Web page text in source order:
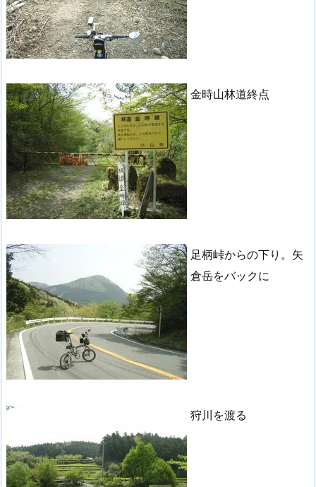
金時山林道終点
足柄峠からの下り。矢
倉岳をバックに
狩川を渡る